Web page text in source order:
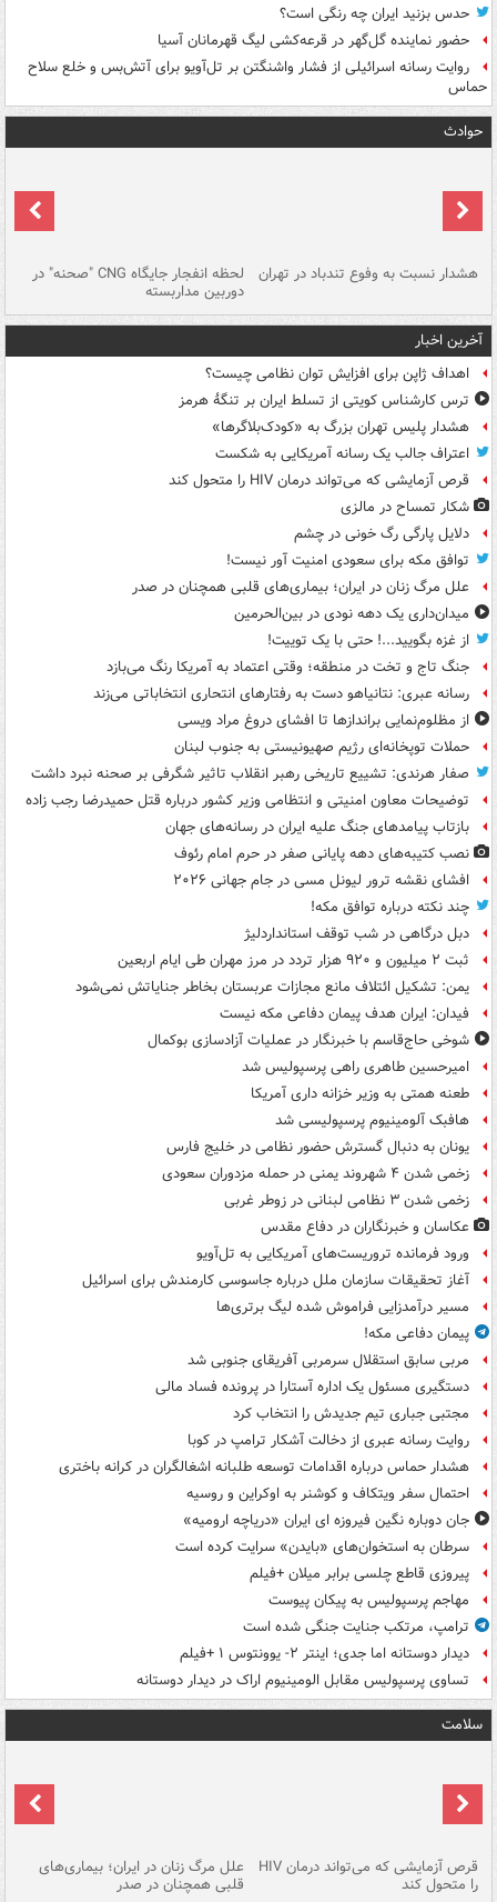
حدس بزنید ایران چه رنگی است؟
حضور نماینده گل‌گهر در قرعه‌کشی لیگ قهرمانان آسیا
روایت رسانه اسرائیلی از فشار واشنگتن بر تل‌آویو برای آتش‌بس و خلع سلاح
حماس
حوادث
هشدار نسبت به وفوع تندباد در تهران لحظه انفجار جایگاه CNG "صحنه" در
دوربین مداربسته
آخرین اخبار
اهداف ژاپن برای افزایش توان نظامی چیست؟
ترس کارشناس کویتی از تسلط ایران بر تنگۀ هرمز
هشدار پلیس تهران بزرگ به «کودک‌بلاگرها»
اعتراف جالب یک رسانه آمریکایی به شکست
قرص آزمایشی که می‌تواند درمان HIV را متحول کند
شکار تمساح در مالزی
دلایل پارگی رگ خونی در چشم
توافق مکه برای سعودی امنیت آور نیست!
علل مرگ زنان در ایران؛ بیماری‌های قلبی همچنان در صدر
میدان‌داری یک دهه نودی در بین‌الحرمین
از غزه بگویید...! حتی با یک توییت!
جنگ تاج و تخت در منطقه؛ وقتی اعتماد به آمریکا رنگ می‌بازد
رسانه عبری: نتانیاهو دست به رفتارهای انتحاری انتخاباتی می‌زند
از مظلوم‌نمایی براندازها تا افشای دروغ مراد ویسی
حملات توپخانه‌ای رژیم صهیونیستی به جنوب لبنان
صفار هرندی: تشییع تاریخی رهبر انقلاب تاثیر شگرفی بر صحنه نبرد داشت
توضیحات معاون امنیتی و انتظامی وزیر کشور درباره قتل حمیدرضا رجب زاده
بازتاب پیامدهای جنگ علیه ایران در رسانه‌های جهان
نصب کتیبه‌های دهه پایانی صفر در حرم امام رئوف
افشای نقشه ترور لیونل مسی در جام جهانی ۲۰۲۶
چند نکته درباره توافق مکه!
دبل درگاهی در شب توقف استانداردلیژ
ثبت ۲ میلیون و ۹۲۰ هزار تردد در مرز مهران طی ایام اربعین
یمن: تشکیل ائتلاف مانع مجازات عربستان بخاطر جنایاتش نمی‌شود
فیدان: ایران هدف پیمان دفاعی مکه نیست
شوخی حاج‌قاسم با خبرنگار در عملیات آزادسازی بوکمال
امیرحسین طاهری راهی پرسپولیس شد
طعنه همتی به وزیر خزانه داری آمریکا
هافبک آلومینیوم پرسپولیسی شد
یونان به دنبال گسترش حضور نظامی در خلیج فارس
زخمی شدن ۴ شهروند یمنی در حمله مزدوران سعودی
زخمی شدن ۳ نظامی لبنانی در زوطر غربی
عکاسان و خبرنگاران در دفاع مقدس
ورود فرمانده تروریست‌های آمریکایی به تل‌آویو
آغاز تحقیقات سازمان ملل درباره جاسوسی کارمندش برای اسرائیل
مسیر درآمدزایی فراموش شده لیگ برتری‌ها
پیمان دفاعی مکه!
مربی سابق استقلال سرمربی آفریقای جنوبی شد
دستگیری مسئول یک اداره آستارا در پرونده فساد مالی
مجتبی جباری تیم جدیدش را انتخاب کرد
روایت رسانه عبری از دخالت آشکار ترامپ در کوبا
هشدار حماس درباره اقدامات توسعه طلبانه اشغالگران در کرانه باختری
احتمال سفر ویتکاف و کوشنر به اوکراین و روسیه
جان دوباره نگین فیروزه ای ایران «دریاچه ارومیه»
سرطان به استخوان‌های «بایدن» سرایت کرده است
پیروزی قاطع چلسی برابر میلان +فیلم
مهاجم پرسپولیس به پیکان پیوست
ترامپ، مرتکب جنایت جنگی شده است
دیدار دوستانه اما جدی؛ اینتر ۲- یوونتوس ۱ +فیلم
تساوی پرسپولیس مقابل الومینیوم اراک در دیدار دوستانه
سلامت
قرص آزمایشی که می‌تواند درمان HIV
را متحول کند
علل مرگ زنان در ایران؛ بیماری‌های
قلبی همچنان در صدر